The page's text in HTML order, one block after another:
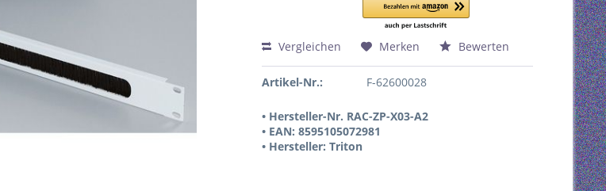
Vergleichen Merken Bewerten
Artikel-Nr.: F-62600028
• Hersteller-Nr. RAC-ZP-X03-A2
• EAN: 8595105072981
• Hersteller: Triton